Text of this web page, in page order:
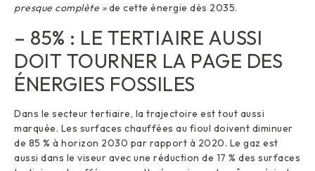
presque complète »de cette énergie dès 2035.
– 85% : LE TERTIAIRE AUSSI
DOIT TOURNER LA PAGE DES
ÉNERGIES FOSSILES
Dans le secteur tertiaire, la trajectoire est tout aussi
marquée. Les surfaces chauffées au fioul doivent diminuer
de 85 % à horizon 2030 par rapport à 2020. Le gaz est
aussi dans le viseur avec une réduction de 17 % des surfaces